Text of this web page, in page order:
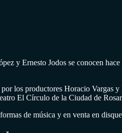
y Ernesto Jodos se conocen
los productores Horacio Vargas
El Círculo de la Ciudad de
de música y en venta en